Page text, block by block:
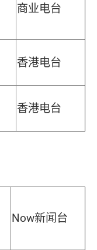
商业电台
香港电台
香港电台
Now新闻台